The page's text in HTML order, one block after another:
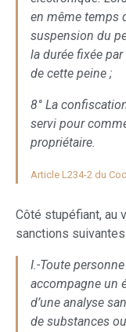
en même temps
suspension du
la durée fixée
de cette peine ;
8° La
servi pour
propriétaire.
Article L234-2 du
Côté stupéfiant, au
sanctions suivantes
I.-Toute
accompagne un
d’une analyse
de substances